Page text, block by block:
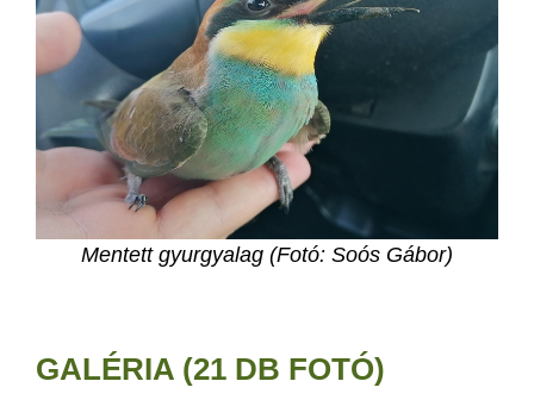
Mentett gyurgyalag (Fotó: Soós Gábor)
GALÉRIA (21 DB FOTÓ)